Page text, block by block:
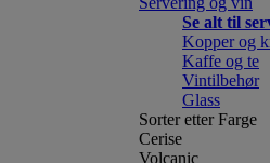
Se alt til
Kopper og
Kaffe og te
Vintilbehør
Glass
Sorter etter Farge
Cerise
Volcanic